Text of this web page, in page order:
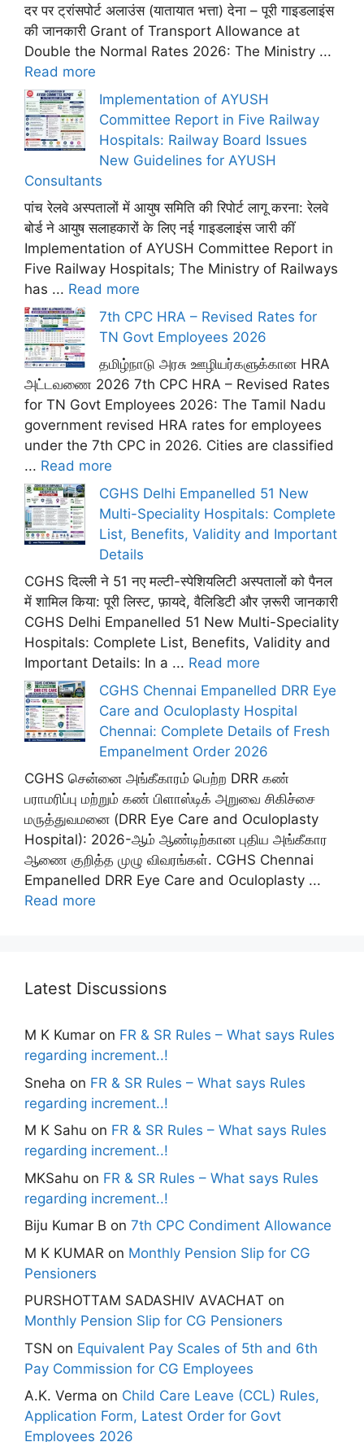
दर पर ट्रांसपोर्ट अलाउंस (यातायात भत्ता) देना – पूरी गाइडलाइंस
की जानकारी Grant of Transport Allowance at
Double the Normal Rates 2026: The Ministry ...
Read more
Implementation of AYUSH
Committee Report in Five Railway
Hospitals: Railway Board Issues
New Guidelines for AYUSH
Consultants
पांच रेलवे अस्पतालों में आयुष समिति की रिपोर्ट लागू करना: रेलवे
बोर्ड ने आयुष सलाहकारों के लिए नई गाइडलाइंस जारी कीं
Implementation of AYUSH Committee Report in
Five Railway Hospitals; The Ministry of Railways
has ... Read more
7th CPC HRA – Revised Rates for
TN Govt Employees 2026
தமிழ்நாடு அரசு ஊழியர்களுக்கான HRA
அட்டவணை 2026 7th CPC HRA – Revised Rates
for TN Govt Employees 2026: The Tamil Nadu
government revised HRA rates for employees
under the 7th CPC in 2026. Cities are classified
... Read more
CGHS Delhi Empanelled 51 New
Multi-Speciality Hospitals: Complete
List, Benefits, Validity and Important
Details
CGHS दिल्ली ने 51 नए मल्टी-स्पेशियलिटी अस्पतालों को पैनल
में शामिल किया: पूरी लिस्ट, फ़ायदे, वैलिडिटी और ज़रूरी जानकारी
CGHS Delhi Empanelled 51 New Multi-Speciality
Hospitals: Complete List, Benefits, Validity and
Important Details: In a ... Read more
CGHS Chennai Empanelled DRR Eye
Care and Oculoplasty Hospital
Chennai: Complete Details of Fresh
Empanelment Order 2026
CGHS சென்னை அங்கீகாரம் பெற்ற DRR கண்
பராமரிப்பு மற்றும் கண் பிளாஸ்டிக் அறுவை சிகிச்சை
மருத்துவமனை (DRR Eye Care and Oculoplasty
Hospital): 2026-ஆம் ஆண்டிற்கான புதிய அங்கீகார
ஆணை குறித்த முழு விவரங்கள். CGHS Chennai
Empanelled DRR Eye Care and Oculoplasty ...
Read more
Latest Discussions
M K Kumar on FR & SR Rules – What says Rules
regarding increment..!
Sneha on FR & SR Rules – What says Rules
regarding increment..!
M K Sahu on FR & SR Rules – What says Rules
regarding increment..!
MKSahu on FR & SR Rules – What says Rules
regarding increment..!
Biju Kumar B on 7th CPC Condiment Allowance
M K KUMAR on Monthly Pension Slip for CG
Pensioners
PURSHOTTAM SADASHIV AVACHAT on
Monthly Pension Slip for CG Pensioners
TSN on Equivalent Pay Scales of 5th and 6th
Pay Commission for CG Employees
A.K. Verma on Child Care Leave (CCL) Rules,
Application Form, Latest Order for Govt
Employees 2026